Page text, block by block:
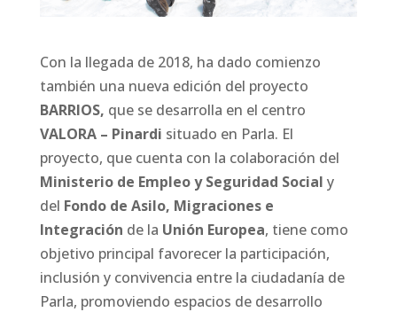
Con la llegada de 2018, ha dado comienzo
también una nueva edición del proyecto
BARRIOS, que se desarrolla en el centro
VALORA – Pinardi situado en Parla. El
proyecto, que cuenta con la colaboración del
Ministerio de Empleo y Seguridad Social y
del Fondo de Asilo, Migraciones e
Integración de la Unión Europea, tiene como
objetivo principal favorecer la participación,
inclusión y convivencia entre la ciudadanía de
Parla, promoviendo espacios de desarrollo